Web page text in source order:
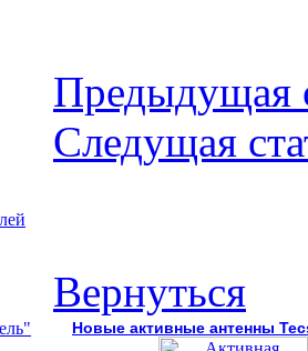
Предыдущая
Следущая
Вернуться
Новые активные антенны